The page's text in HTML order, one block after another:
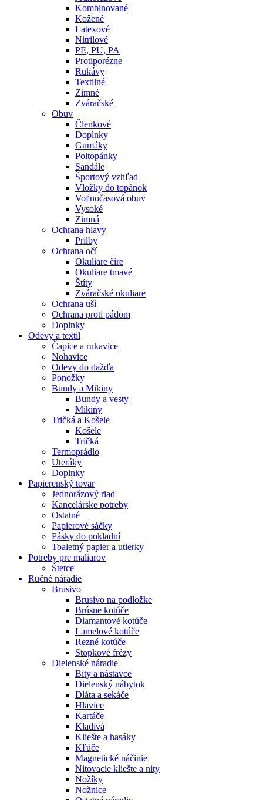
Kombinované
Kožené
Latexové
Nitrilové
PE, PU, PA
Protiporézne
Rukávy
Textilné
Zimné
Zváračské
Obuv
Členkové
Doplnky
Gumáky
Poltopánky
Sandále
Športový vzhľad
Vložky do topánok
Voľnočasová obuv
Vysoké
Zimná
Ochrana hlavy
Prilby
Ochrana očí
Okuliare číre
Okuliare tmavé
Štíty
Zváračské okuliare
Ochrana uší
Ochrana proti pádom
Doplnky
Odevy a textil
Čapice a rukavice
Nohavice
Odevy do dažďa
Ponožky
Bundy a Mikiny
Bundy a vesty
Mikiny
Tričká a Košele
Košele
Tričká
Termoprádlo
Uteráky
Doplnky
Papierenský tovar
Jednorázový riad
Kancelárske potreby
Ostatné
Papierové sáčky
Pásky do pokladní
Toaletný papier a utierky
Potreby pre maliarov
Štetce
Ručné náradie
Brusivo
Brusivo na podložke
Brúsne kotúče
Diamantové kotúče
Lamelové kotúče
Rezné kotúče
Stopkové frézy
Dielenské náradie
Bity a nástavce
Dielenský nábytok
Dláta a sekáče
Hlavice
Kartáče
Kladivá
Kliešte a hasáky
Kľúče
Magnetické náčinie
Nitovacie kliešte a nity
Nožíky
Nožnice